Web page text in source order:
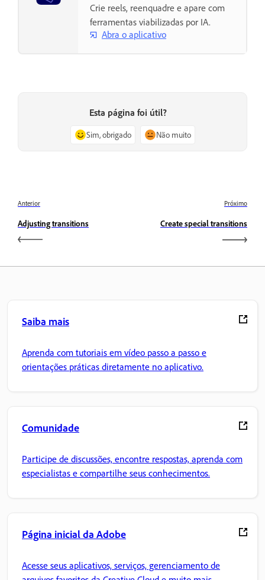
Crie reels, reenquadre e apare com
ferramentas viabilizadas por IA.
Abra o aplicativo
Esta página foi útil?
Sim, obrigado Não muito
Anterior
Adjusting transitions
Próximo
Create special transitions
Saiba mais
Aprenda com tutoriais em vídeo passo a passo e
orientações práticas diretamente no aplicativo.
Comunidade
Participe de discussões, encontre respostas, aprenda com
especialistas e compartilhe seus conhecimentos.
Página inicial da Adobe
Acesse seus aplicativos, serviços, gerenciamento de